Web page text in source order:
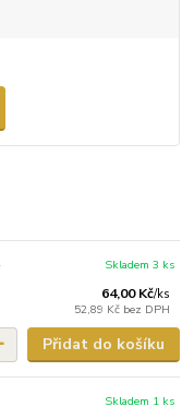
64,00 Kč/ks
52,89 Kč bez DPH
Skladem 3 ks
Přidat do košíku
Skladem 1 ks